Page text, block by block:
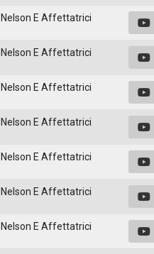
Nelson E Affettatrici
Nelson E Affettatrici
Nelson E Affettatrici
Nelson E Affettatrici
Nelson E Affettatrici
Nelson E Affettatrici
Nelson E Affettatrici